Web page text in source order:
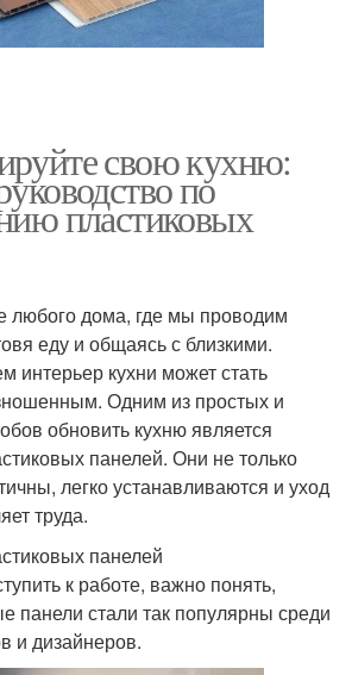
свою кухню:
по
пластиковых
любого дома, где мы проводим
еду и общаясь с близкими.
интерьер кухни может стать
Одним из простых и
обновить кухню является
панелей. Они не только
легко устанавливаются и уход
труда.
панелей
к работе, важно понять,
панели стали так популярны среди
и дизайнеров.